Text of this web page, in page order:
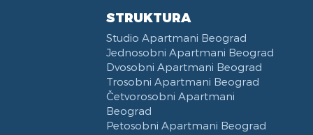
STRUKTURA
Studio Apartmani Beograd
Jednosobni Apartmani Beograd
Dvosobni Apartmani Beograd
Trosobni Apartmani Beograd
Četvorosobni Apartmani
Beograd
Petosobni Apartmani Beograd